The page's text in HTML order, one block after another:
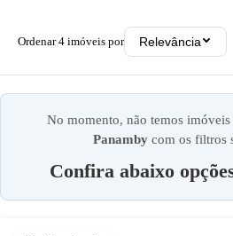
Ordenar4 imóveis por Relevância
No momento, não temos
Panambycom os filtros
Confira abaixo